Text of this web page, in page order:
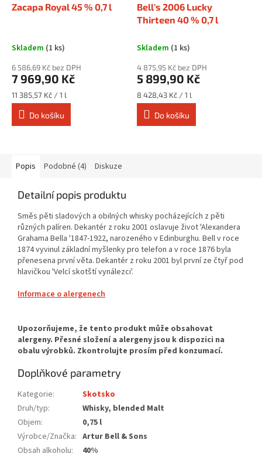
Zacapa Royal 45 % 0,7 l
Skladem (1 ks)
6 586,69 Kč bez DPH
7 969,90 Kč
Měrná
cena:
11 385,57 Kč / 1 l
Do košíku
Bell's 2006 Lucky
Thirteen 40 % 0,7 l
Skladem (1 ks)
4 875,95 Kč bez DPH
5 899,90 Kč
Měrná
cena:
8 428,43 Kč / 1 l
Do košíku
Popis Podobné (4) Diskuze
Detailní popis produktu
Směs pěti sladových a obilných whisky pocházejících z pěti
různých palíren. Dekantér z roku 2001 oslavuje život 'Alexandera
Grahama Bella '1847-1922, narozeného v Edinburghu. Bell v roce
1874 vyvinul základní myšlenky pro telefon a v roce 1876 byla
přenesena první věta. Dekantér z roku 2001 byl první ze čtyř pod
hlavičkou 'Velcí skotští vynálezci'.
Informace o alergenech
Doplňkové parametry
Kategorie:
Skotsko
Druh/typ:
Whisky, blended Malt
Objem:
0,75 l
Výrobce/Značka: Artur Bell & Sons
Obsah alkoholu: 40%